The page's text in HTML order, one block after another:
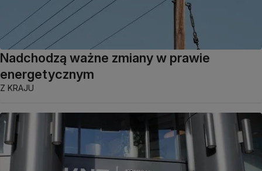
Nadchodzą ważne zmiany w prawie
energetycznym
Z KRAJU